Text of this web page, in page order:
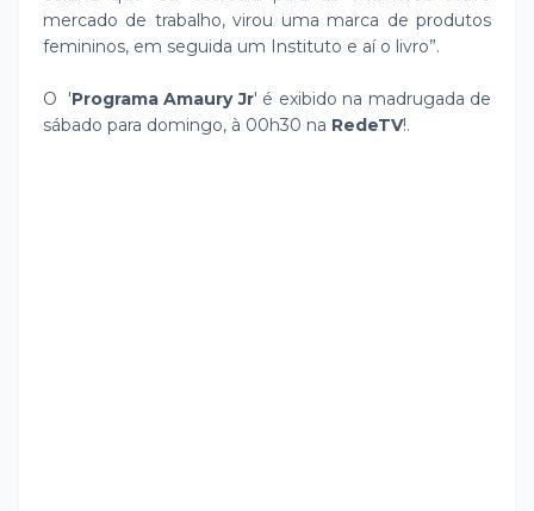
mercado de trabalho, virou uma marca de produtos
femininos, em seguida um Instituto e aí o livro”.
O 'Programa Amaury Jr' é exibido na madrugada de
sábado para domingo, à 00h30 na RedeTV!.